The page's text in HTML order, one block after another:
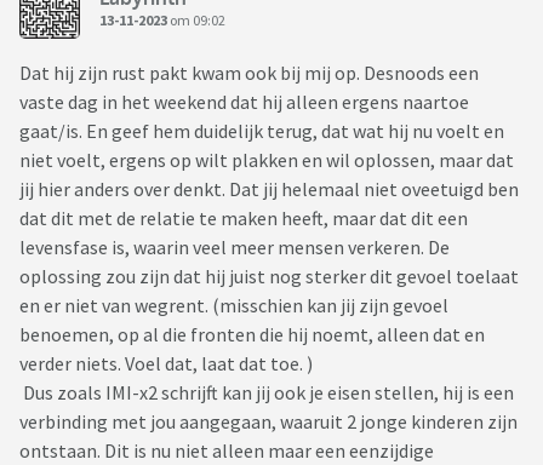
13-11-2023 om 09:02
Dat hij zijn rust pakt kwam ook bij mij op. Desnoods een
vaste dag in het weekend dat hij alleen ergens naartoe
gaat/is. En geef hem duidelijk terug, dat wat hij nu voelt en
niet voelt, ergens op wilt plakken en wil oplossen, maar dat
jij hier anders over denkt. Dat jij helemaal niet oveetuigd ben
dat dit met de relatie te maken heeft, maar dat dit een
levensfase is, waarin veel meer mensen verkeren. De
oplossing zou zijn dat hij juist nog sterker dit gevoel toelaat
en er niet van wegrent. (misschien kan jij zijn gevoel
benoemen, op al die fronten die hij noemt, alleen dat en
verder niets. Voel dat, laat dat toe. )
Dus zoals IMI-x2 schrijft kan jij ook je eisen stellen, hij is een
verbinding met jou aangegaan, waaruit 2 jonge kinderen zijn
ontstaan. Dit is nu niet alleen maar een eenzijdige